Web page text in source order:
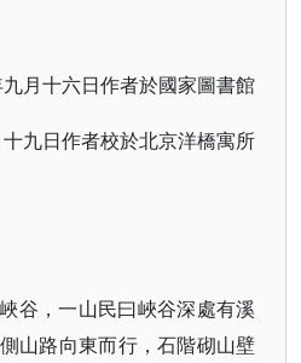
月十六日作者於國家圖書館
九日作者校於北京洋橋寓所
谷，一山民曰峽谷深處有溪
山路向東而行，石階砌山壁